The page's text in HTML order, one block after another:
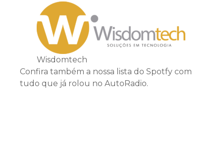
Wisdomtech
Confira também a nossa lista do Spotfy com
tudo que já rolou no AutoRadio.